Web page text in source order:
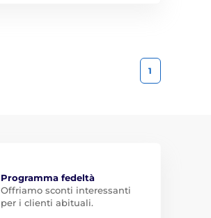
1
Programma fedeltà
Offriamo sconti interessanti
per i clienti abituali.